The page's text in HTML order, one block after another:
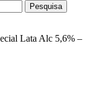
Pesquisa
Lata Alc 5,6% –